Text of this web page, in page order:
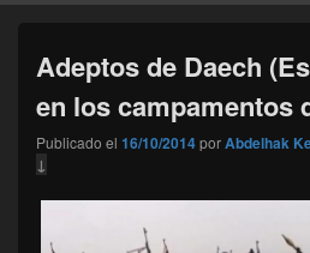
Adeptos de Daech
en los campamentos
Publicado el 16/10/2014porAbdelhak
↓